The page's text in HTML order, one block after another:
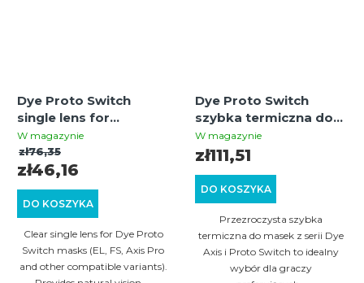
Dye Proto Switch
single lens for
paintball mask | Clear |
Replacement lens | UV
protection
W magazynie
DO KOSZYKA
zł46,16
zł76,35
Clear single lens for Dye Proto
Switch masks (EL, FS, Axis Pro
and other compatible variants).
Dye Proto Switch
szybka termiczna do
maski paintballowej –
Clear – szybka
wymienna do masek
DYE/Proto Switch
W magazynie
DO KOSZYKA
zł111,51
Przezroczysta szybka
termiczna do masek z serii Dye
Axis i Proto Switch to idealny
wybór dla graczy